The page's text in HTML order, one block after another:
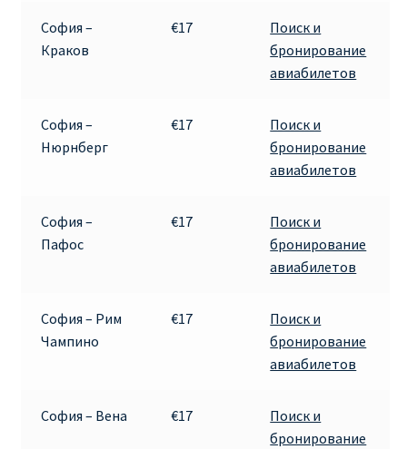
ПРАВИЛА RYANAIR В АЭРОПОРТУ И НА БОРТУ
ПУТЕШЕСТВИЕ С ДЕТЬМИ И МЛАДЕНЦАМИ
РЕЙСАМИ RYANAIR
ПУТЕШЕСТВИЯ РЕЙСАМИ RYANAIR
Информация по бронированию билетов Ryanair
КАК НАЙТИ ДЕШЕВЫЙ БИЛЕТ
КУПИТЬ АВИАБИЛЕТЫ ДЕШЕВО
София –
Краков
€17
Поиск и
бронирование
авиабилетов
София –
Нюрнберг
€17
Поиск и
бронирование
авиабилетов
София –
Пафос
€17
Поиск и
бронирование
авиабилетов
София – Рим
Чампино
€17
Поиск и
бронирование
авиабилетов
София – Вена €17
Поиск и
бронирование